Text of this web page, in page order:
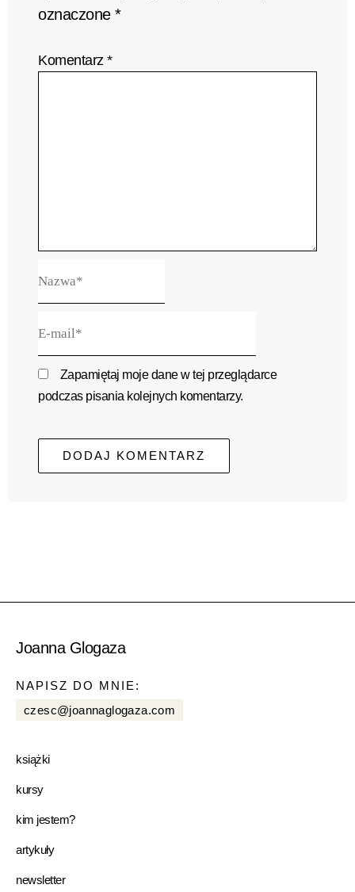
oznaczone*
Komentarz*
mail*
Zapamiętaj moje dane w tej przeglądarce
podczas pisania kolejnych komentarzy.
Joanna Glogaza
NAPISZ DO MNIE:
czesc@joannaglogaza.com
książki
kursy
kim jestem?
artykuły
newsletter